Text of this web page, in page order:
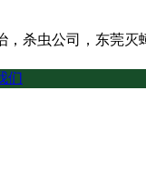
，杀虫公司，东莞灭
们